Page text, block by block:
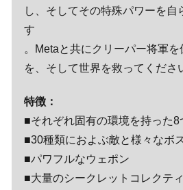
し、そしてその特殊パワーを自
す
。Metaと共にクリーパー将軍
を、そして世界を救ってくださ
特徴：
■それぞれ固有の環境を持った8
■30種類におよぶ敵と様々なボス
■パワフルなウェポン
■大量のシークレットコレクテ